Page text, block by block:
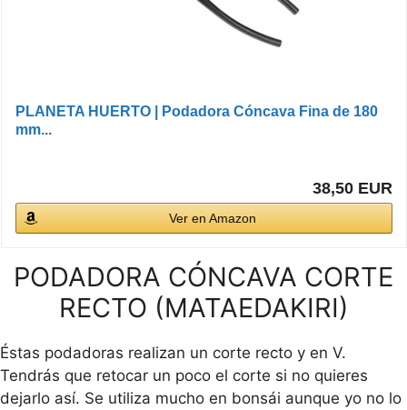
PLANETA HUERTO | Podadora Cóncava Fina de 180
mm...
38,50 EUR
Ver en Amazon
PODADORA CÓNCAVA CORTE
RECTO (MATAEDAKIRI)
Éstas podadoras realizan un corte recto y en V.
Tendrás que retocar un poco el corte si no quieres
dejarlo así. Se utiliza mucho en bonsái aunque yo no lo